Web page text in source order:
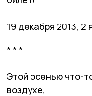
19 декабря 2013, 2
* * *
Этой осенью что-
воздухе,